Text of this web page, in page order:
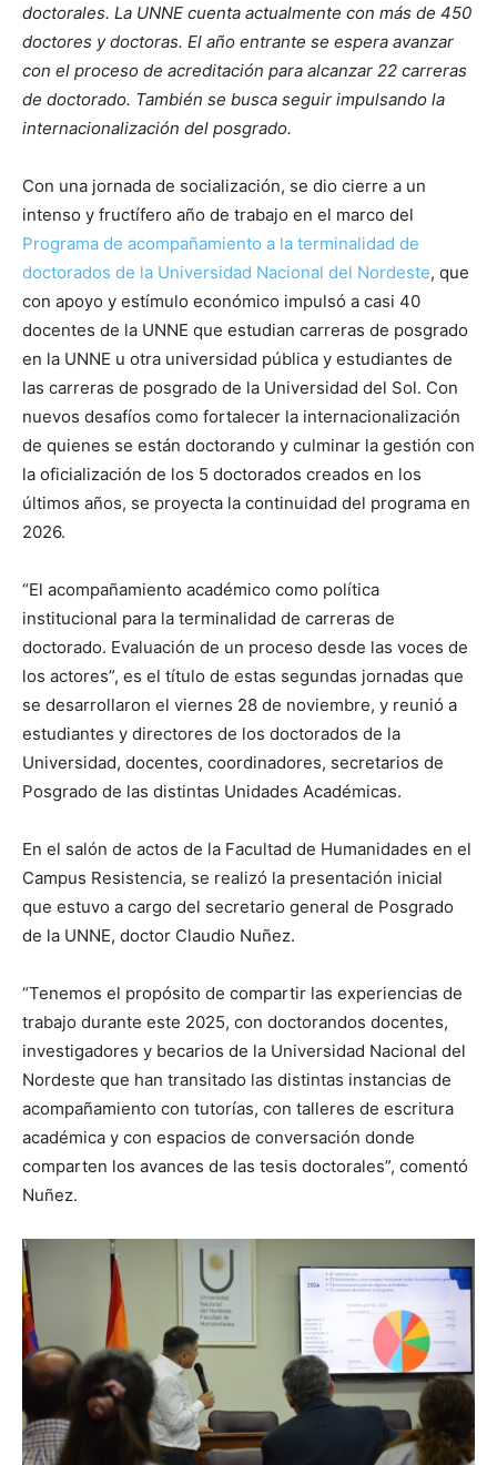
doctorales. La UNNE cuenta actualmente con más de 450
doctores y doctoras. El año entrante se espera avanzar
con el proceso de acreditación para alcanzar 22 carreras
de doctorado. También se busca seguir impulsando la
internacionalización del posgrado.
Con una jornada de socialización, se dio cierre a un
intenso y fructífero año de trabajo en el marco del
Programa de acompañamiento a la terminalidad de
doctorados de la Universidad Nacional del Nordeste, que
con apoyo y estímulo económico impulsó a casi 40
docentes de la UNNE que estudian carreras de posgrado
en la UNNE u otra universidad pública y estudiantes de
las carreras de posgrado de la Universidad del Sol. Con
nuevos desafíos como fortalecer la internacionalización
de quienes se están doctorando y culminar la gestión con
la oficialización de los 5 doctorados creados en los
últimos años, se proyecta la continuidad del programa en
2026.
“El acompañamiento académico como política
institucional para la terminalidad de carreras de
doctorado. Evaluación de un proceso desde las voces de
los actores”, es el título de estas segundas jornadas que
se desarrollaron el viernes 28 de noviembre, y reunió a
estudiantes y directores de los doctorados de la
Universidad, docentes, coordinadores, secretarios de
Posgrado de las distintas Unidades Académicas.
En el salón de actos de la Facultad de Humanidades en el
Campus Resistencia, se realizó la presentación inicial
que estuvo a cargo del secretario general de Posgrado
de la UNNE, doctor Claudio Nuñez.
“Tenemos el propósito de compartir las experiencias de
trabajo durante este 2025, con doctorandos docentes,
investigadores y becarios de la Universidad Nacional del
Nordeste que han transitado las distintas instancias de
acompañamiento con tutorías, con talleres de escritura
académica y con espacios de conversación donde
comparten los avances de las tesis doctorales”, comentó
Nuñez.